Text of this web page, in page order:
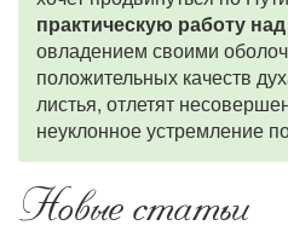
практическую работу
овладением своими
положительных качеств
листья, отлетят
неуклонное устремление
Новые статьи